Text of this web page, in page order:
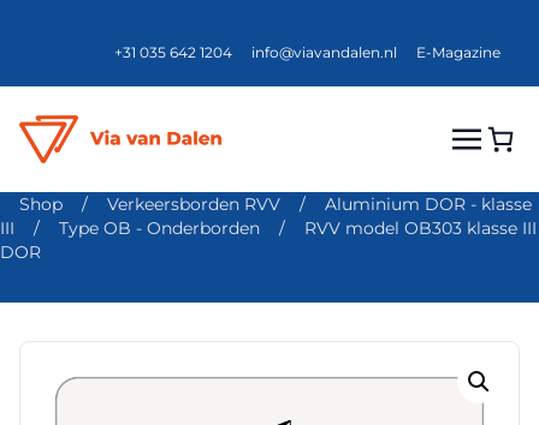
+31 035 642 1204 info@viavandalen.nl E-Magazine
Shop / Verkeersborden RVV /
Aluminium DOR - klasse
III
/ Type OB - Onderborden /
RVV model OB303 klasse III
DOR